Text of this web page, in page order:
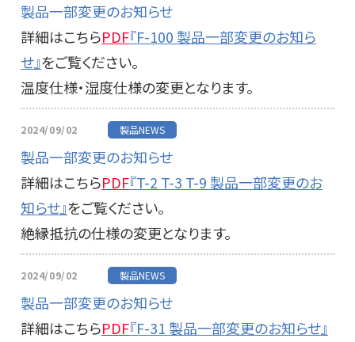
製品一部変更のお知らせ
詳細はこちらPDF『F-100 製品一部変更のお知ら
せ』をご覧ください。
温度仕様・湿度仕様の変更となります。
2024/09/02 製品NEWS
製品一部変更のお知らせ
詳細はこちらPDF『T-2 T-3 T-9 製品一部変更のお
知らせ』をご覧ください。
絶縁抵抗の仕様の変更となります。
2024/09/02 製品NEWS
製品一部変更のお知らせ
詳細はこちらPDF『F-31 製品一部変更のお知らせ』